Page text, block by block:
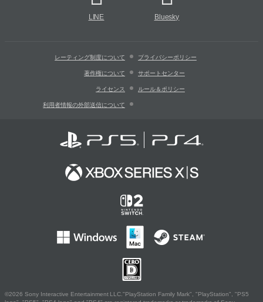
LINE Bluesky
レーティング制度について プライバシーポリシー
著作権について サポートセンター
ライセンス ルール＆ポリシー
利用者情報の外部送信について
©2026 Sony Interactive Entertainment LLC."PlayStation Family Mark", "PlayStation", "PS5